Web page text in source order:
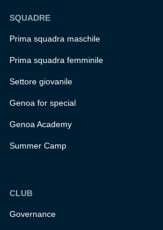
SQUADRE
Prima squadra maschile
Prima squadra femminile
Settore giovanile
Genoa for special
Genoa Academy
Summer Camp
CLUB
Governance